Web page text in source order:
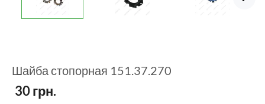
Шайба стопорная 151.37.270
30грн.